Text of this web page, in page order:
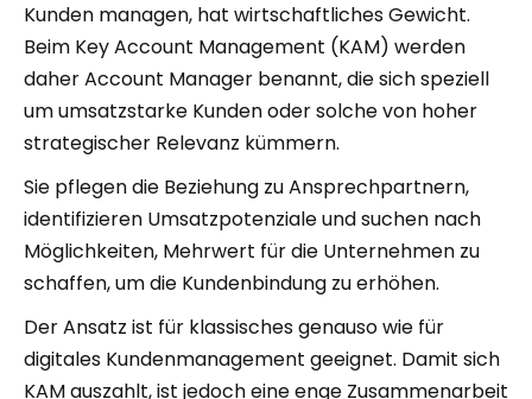
Kunden managen, hat wirtschaftliches Gewicht.
Beim Key Account Management (KAM) werden
daher Account Manager benannt, die sich speziell
um umsatzstarke Kunden oder solche von hoher
strategischer Relevanz kümmern.
Sie pflegen die Beziehung zu Ansprechpartnern,
identifizieren Umsatzpotenziale und suchen nach
Möglichkeiten, Mehrwert für die Unternehmen zu
schaffen, um die Kundenbindung zu erhöhen.
Der Ansatz ist für klassisches genauso wie für
digitales Kundenmanagement geeignet. Damit sich
KAM auszahlt, ist jedoch eine enge Zusammenarbeit